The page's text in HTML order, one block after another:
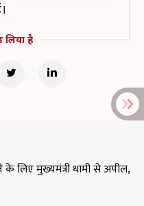
है
लिए मुख्यमंत्री धामी से अपील,